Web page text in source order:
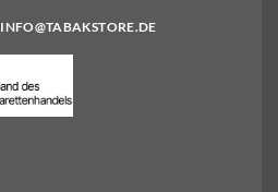
INFO@TABAKSTORE.DE